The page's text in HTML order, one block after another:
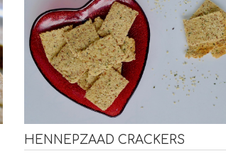
HENNEPZAAD CRACKERS